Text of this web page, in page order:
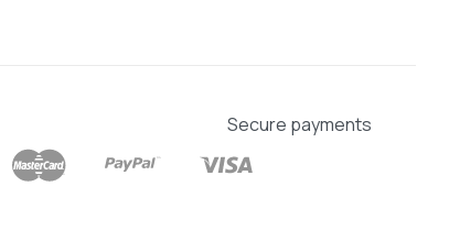
Secure payments